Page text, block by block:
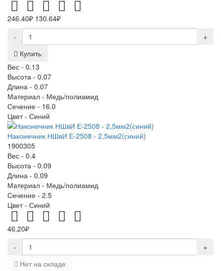
246.40₽ 130.64₽
-
+
Купить
Вес - 0.13
Высота - 0.07
Длина - 0.07
Материал - Медь/полиамид
Сечение - 16.0
Цвет - Синий
Наконечник НШвИ Е-2508 - 2,5мм2(синий)
1900305
Вес - 0.4
Высота - 0.09
Длина - 0.09
Материал - Медь/полиамид
Сечение - 2.5
Цвет - Синий
46.20₽
-
+
Нет на складе